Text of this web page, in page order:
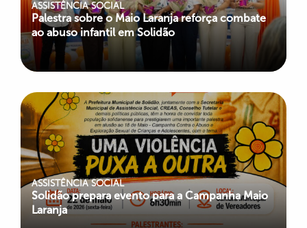
ASSISTÊNCIA SOCIAL
Palestra sobre o Maio Laranja reforça combate
ao abuso infantil em Solidão
ASSISTÊNCIA SOCIAL
Solidão prepara evento para a Campanha Maio
Laranja